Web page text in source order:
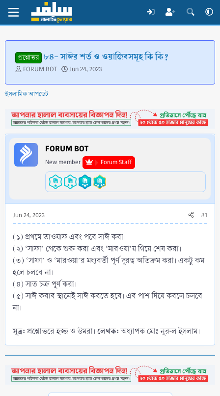
প্রশ্নোত্তর ৮৪- সাঈর শর্ত ও ওয়াজিবসমূহ কি কি?
T
r
e
d
s
t
a
r
t
FORUM BOT
S
a
d
a
t
e
Jun 24, 2023
ইসলামিক আপডেট
FORUM BOT
New member Forum Staff
Jun 24, 2023 #1
(১) প্রথমে তাওয়াফ এবং পরে সাঈ করা।
(২) ‘সাফা’ থেকে শুরু করা এবং ‘মারওয়া’য় গিয়ে শেষ করা।
(৩) ‘সাফা’ ও ‘মারওয়া’র মধ্যবর্তী পূর্ণ দূরত্ব অতিক্রম করা। একটু কম
হলে চলবে না।
(৪) সাত চক্র পূর্ণ করা।
(৫) সাঈ করার স্থানেই সাঈ করতে হবে। এর পাশ দিয়ে করলে চলবে
না।
সূত্র: প্রশ্নোত্তরে হজ্জ ও উমরা। লেখক:অধ্যাপক মোঃ নূরুল ইসলাম।